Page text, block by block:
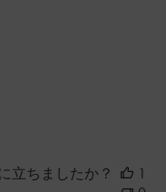
立ちましたか？
1